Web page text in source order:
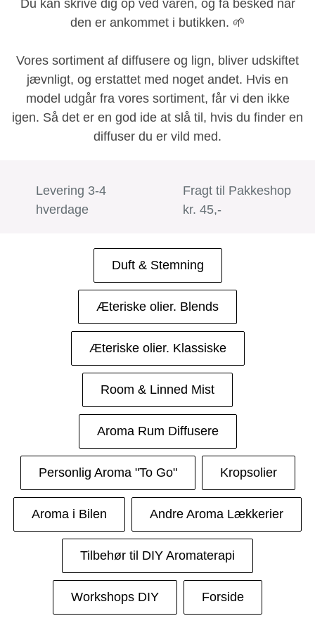
Du kan skrive dig op ved varen, og få besked når
den er ankommet i butikken. 🌱
Vores sortiment af diffusere og lign, bliver udskiftet
jævnligt, og erstattet med noget andet. Hvis en
model udgår fra vores sortiment, får vi den ikke
igen. Så det er en god ide at slå til, hvis du finder en
diffuser du er vild med.
Levering 3-4
hverdage
Fragt til Pakkeshop
kr. 45,-
Duft & Stemning
Æteriske olier. Blends
Æteriske olier. Klassiske
Room & Linned Mist
Aroma Rum Diffusere
Personlig Aroma "To Go" Kropsolier
Aroma i Bilen Andre Aroma Lækkerier
Tilbehør til DIY Aromaterapi
Workshops DIY Forside